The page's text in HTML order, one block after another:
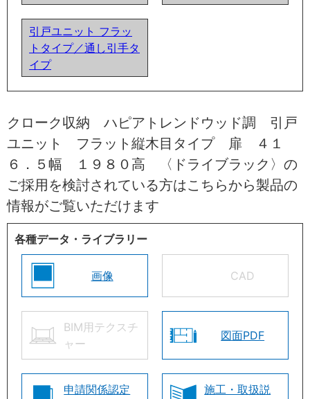
引戸ユニット フラッ
トタイプ／通し引手タ
イプ
クローク収納 ハピアトレンドウッド調 引戸
ユニット フラット縦木目タイプ 扉 ４１
６．５幅 １９８０高 〈ドライブラック〉の
ご採用を検討されている方はこちらから製品の
情報がご覧いただけます
各種データ・ライブラリー
画像 CAD
BIM用テクスチ
ャー
図面PDF
申請関係認定
施工・取扱説